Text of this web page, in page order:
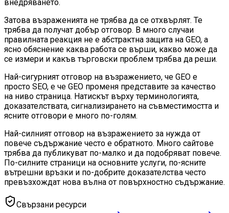
внедряването.
Затова възраженията не трябва да се отхвърлят. Те
трябва да получат добър отговор. В много случаи
правилната реакция не е абстрактна защита на GEO, а
ясно обяснение каква работа се върши, какво може да
се измери и какъв търговски проблем трябва да реши.
Най-сигурният отговор на възражението, че GEO е
просто SEO, е че GEO променя представите за качество
на ниво страница. Натискът върху терминологията,
доказателствата, сигнализирането на съвместимостта и
ясните отговори е много по-голям.
Най-силният отговор на възражението за нужда от
повече съдържание често е обратното. Много сайтове
трябва да публикуват по-малко и да подобряват повече.
По-силните страници на основните услуги, по-ясните
вътрешни връзки и по-добрите доказателства често
превъзхождат нова вълна от повърхностно съдържание.
Свързани ресурси